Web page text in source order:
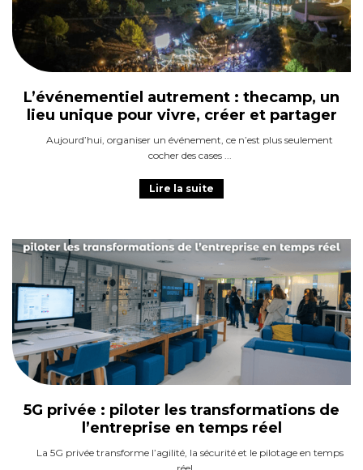
L’événementiel autrement : thecamp, un
lieu unique pour vivre, créer et partager
Aujourd’hui, organiser un événement, ce n’est plus seulement
cocher des cases
Lire la suite
5G privée : piloter les transformations de
l’entreprise en temps réel
La 5G privée transforme l’agilité, la sécurité et le pilotage en temps